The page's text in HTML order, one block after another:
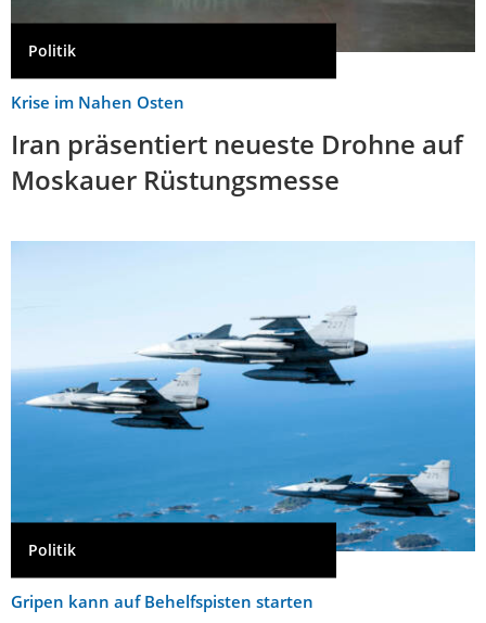
Politik
Krise im Nahen Osten
Iran präsentiert neueste Drohne auf
Moskauer Rüstungsmesse
Politik
Gripen kann auf Behelfspisten starten